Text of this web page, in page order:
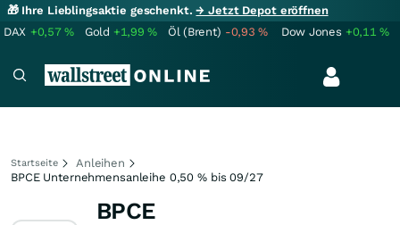
🎁 Ihre Lieblingsaktie geschenkt.→ Jetzt Depot eröffnen
DAX +0,57% Gold +1,99% Öl (Brent) -0,93% Dow Jones +0,11%
Startseite
Anleihen
BPCE Unternehmensanleihe 0,50 % bis 09/27
BPCE